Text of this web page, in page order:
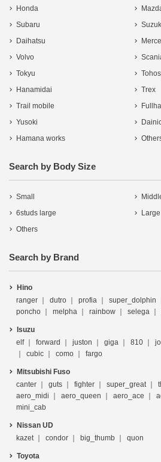
Honda
Subaru
Daihatsu
Volvo
Tokyu
Hanamidai
Trex
Trail mobile
Yusoki
Hamana works
Search by Body Size
Small
6studs large
Large
Others
Search by Brand
Hino
ranger
dutro profia super_dolphin
poncho
melpha rainbow selega
Isuzu
elf
forward juston giga 810
cubic
como fargo
Mitsubishi Fuso
canter
guts fighter super_great
aero_midi
aero_queen aero_ace
mini_cab
Nissan UD
kazet
condor big_thumb quon
Toyota